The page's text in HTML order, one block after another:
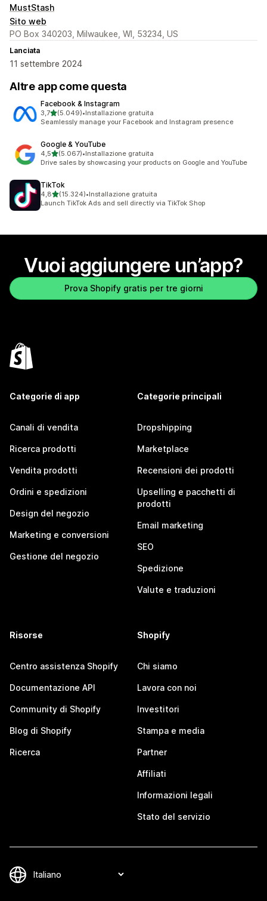
MustStash
Sito web
PO Box 340203, Milwaukee, WI, 53234, US
Lanciata
11 settembre 2024
Altre app come questa
Facebook & Instagram
3,7stelle su 5
(5.049)
5049 recensioni totali
•Installazione gratuita
Seamlessly manage your Facebook and Instagram presence
Google & YouTube
4,5stelle su 5
(5.067)
5067 recensioni totali
•Installazione gratuita
Drive sales by showcasing your products on Google and YouTube
TikTok
4,8stelle su 5
(15.324)
15324 recensioni totali
•Installazione gratuita
Launch TikTok Ads and sell directly via TikTok Shop
Vuoi aggiungere un’app?
Prova Shopify gratis per tre giorni
Categorie di app
Canali di vendita
Ricerca prodotti
Vendita prodotti
Ordini e spedizioni
Design del negozio
Marketing e conversioni
Gestione del negozio
Categorie principali
Dropshipping
Marketplace
Recensioni dei prodotti
Upselling e pacchetti di
prodotti
Email marketing
SEO
Spedizione
Valute e traduzioni
Risorse
Centro assistenza Shopify
Documentazione API
Community di Shopify
Blog di Shopify
Ricerca
Shopify
Chi siamo
Lavora con noi
Investitori
Stampa e media
Partner
Affiliati
Informazioni legali
Stato del servizio